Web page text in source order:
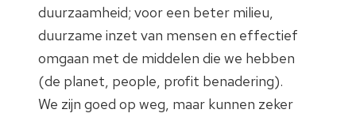
duurzaamheid; voor een beter milieu,
duurzame inzet van mensen en effectief
omgaan met de middelen die we hebben
(de planet, people, profit benadering).
We zijn goed op weg, maar kunnen zeker